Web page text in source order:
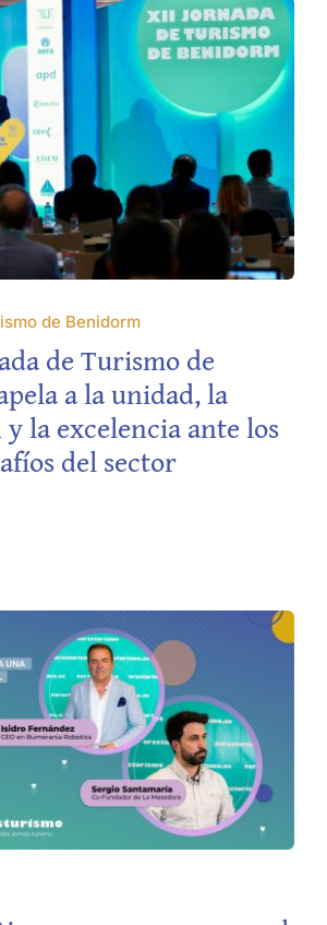
de Benidorm
de Turismo de
a la unidad, la
la excelencia ante los
del sector